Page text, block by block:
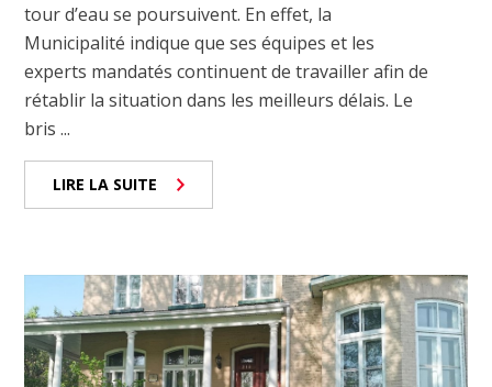
tour d’eau se poursuivent. En effet, la
Municipalité indique que ses équipes et les
experts mandatés continuent de travailler afin de
rétablir la situation dans les meilleurs délais. Le
bris ...
LIRE LA SUITE